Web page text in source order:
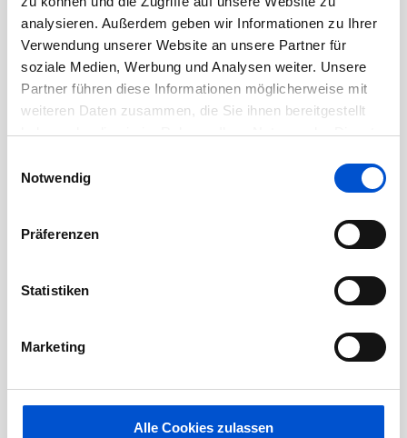
analysieren. Außerdem geben wir Informationen zu Ihrer
Verwendung unserer Website an unsere Partner für
soziale Medien, Werbung und Analysen weiter. Unsere
Partner führen diese Informationen möglicherweise mit
weiteren Daten zusammen, die Sie ihnen bereitgestellt
haben oder die sie im Rahmen Ihrer Nutzung der Dienste
Notwendig
Präferenzen
Statistiken
Marketing
Alle Cookies zulassen
Juli 2020
Juni 2020
Mai 2020
April 2020
März 2020
Januar 2020
November 2019
September 2019
Juli 2019